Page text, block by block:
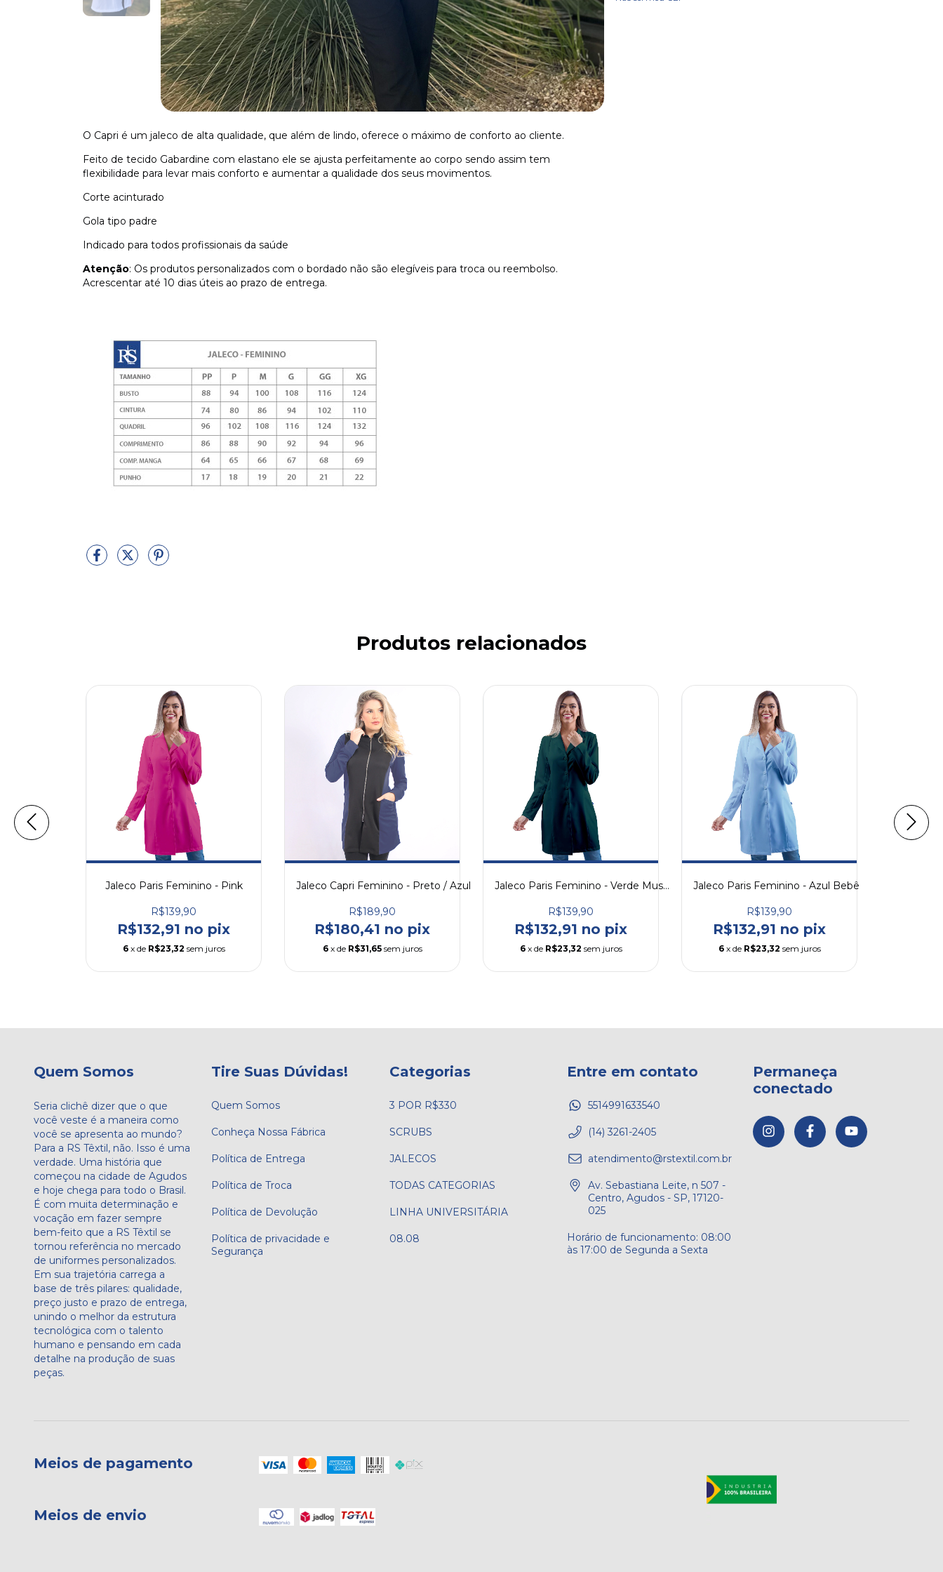
O Capri é um jaleco de alta qualidade, que além de lindo, oferece o máximo de conforto ao cliente.
Feito de tecido Gabardine com elastano ele se ajusta perfeitamente ao corpo sendo assim tem
flexibilidade para levar mais conforto e aumentar a qualidade dos seus movimentos.
Corte acinturado
Gola tipo padre
Indicado para todos profissionais da saúde
Atenção: Os produtos personalizados com o bordado não são elegíveis para troca ou reembolso.
Acrescentar até 10 dias úteis ao prazo de entrega.
Produtos relacionados
Jaleco Paris Feminino - Pink
R$139,90
R$132,91 no pix
6 x de R$23,32 sem juros
Jaleco Capri Feminino - Preto / Azul
R$189,90
R$180,41 no pix
6 x de R$31,65 sem juros
Jaleco Paris Feminino - Verde Musgo
R$139,90
R$132,91 no pix
6 x de R$23,32 sem juros
Jaleco Paris Feminino - Azul Bebê
R$139,90
R$132,91 no pix
6 x de R$23,32 sem juros
Quem Somos
Seria clichê dizer que o que
você veste é a maneira como
você se apresenta ao mundo?
Para a RS Têxtil, não. Isso é uma
verdade. Uma história que
começou na cidade de Agudos
e hoje chega para todo o Brasil.
É com muita determinação e
vocação em fazer sempre
bem-feito que a RS Têxtil se
tornou referência no mercado
de uniformes personalizados.
Em sua trajetória carrega a
base de três pilares: qualidade,
preço justo e prazo de entrega,
unindo o melhor da estrutura
tecnológica com o talento
humano e pensando em cada
detalhe na produção de suas
peças.
Tire Suas Dúvidas!
Quem Somos
Conheça Nossa Fábrica
Política de Entrega
Política de Troca
Política de Devolução
Política de privacidade e
Segurança
Categorias
3 POR R$330
SCRUBS
JALECOS
TODAS CATEGORIAS
LINHA UNIVERSITÁRIA
08.08
Entre em contato
5514991633540
(14) 3261-2405
atendimento@rstextil.com.br
Av. Sebastiana Leite, n 507 -
Centro, Agudos - SP, 17120-
025
Permaneça
conectado
Meios de pagamento
Meios de envio